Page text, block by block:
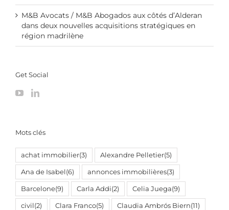
M&B Avocats / M&B Abogados aux côtés d’Alderan
dans deux nouvelles acquisitions stratégiques en
région madrilène
Get Social
Mots clés
achat immobilier(3) Alexandre Pelletier(5)
Ana de Isabel(6) annonces immobilières(3)
Barcelone(9) Carla Addi(2) Celia Juega(9)
civil(2) Clara Franco(5) Claudia Ambrós Biern(11)